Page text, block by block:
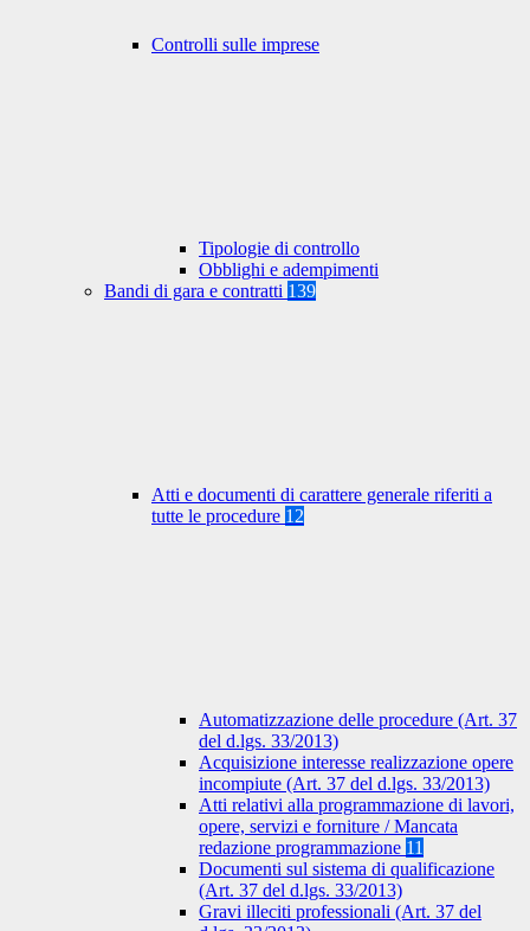
Controlli sulle imprese
Tipologie di controllo
Obblighi e adempimenti
Bandi di gara e contratti 139
Atti e documenti di carattere generale riferiti a
tutte le procedure 12
Automatizzazione delle procedure (Art. 37
del d.lgs. 33/2013)
Acquisizione interesse realizzazione opere
incompiute (Art. 37 del d.lgs. 33/2013)
Atti relativi alla programmazione di lavori,
opere, servizi e forniture / Mancata
redazione programmazione 11
Documenti sul sistema di qualificazione
(Art. 37 del d.lgs. 33/2013)
Gravi illeciti professionali (Art. 37 del